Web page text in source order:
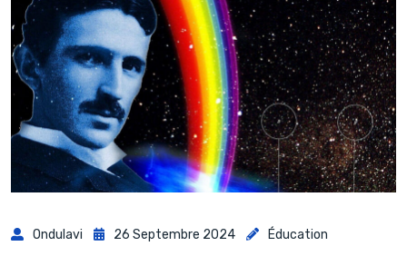
Ondulavi 26 Septembre 2024 Éducation